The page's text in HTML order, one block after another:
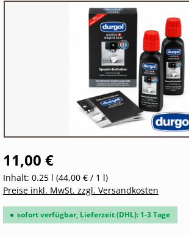
Bildergalerie überspringen
11,00 €
Inhalt: 0.25 l (44,00 € / 1 l)
Preise inkl. MwSt. zzgl. Versandkosten
sofort verfügbar, Lieferzeit (DHL): 1-3 Tage